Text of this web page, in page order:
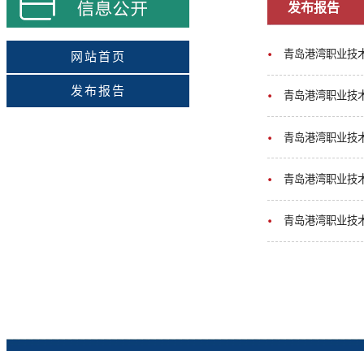
网站首页
发布报告
发布报告
青岛港湾职业技
青岛港湾职业技
青岛港湾职业技
青岛港湾职业技
青岛港湾职业技